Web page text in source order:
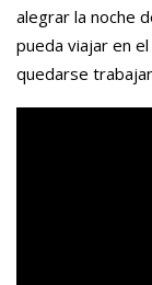
alegrar la noche
pueda viajar en
quedarse